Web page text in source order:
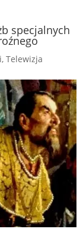
specjalnych
,Telewizja